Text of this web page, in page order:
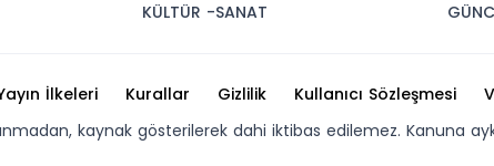
KÜLTÜR -SANAT
İlkeleri Kurallar Gizlilik Kullanıcı Sözleşmesi
kaynak gösterilerek dahi iktibas edilemez. Kanuna